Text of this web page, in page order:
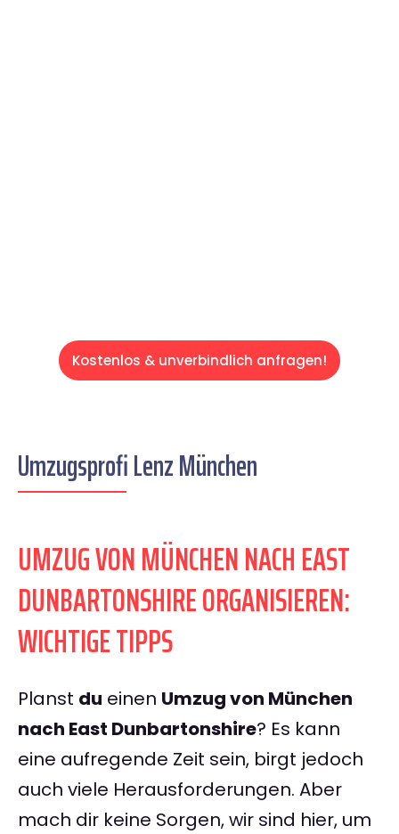
Kostenlos & unverbindlich anfragen!
Umzugsprofi Lenz München
UMZUG VON MÜNCHEN NACH EAST
DUNBARTONSHIRE ORGANISIEREN:
WICHTIGE TIPPS
Planst du einen Umzug von München
nach East Dunbartonshire? Es kann
eine aufregende Zeit sein, birgt jedoch
auch viele Herausforderungen. Aber
mach dir keine Sorgen, wir sind hier, um